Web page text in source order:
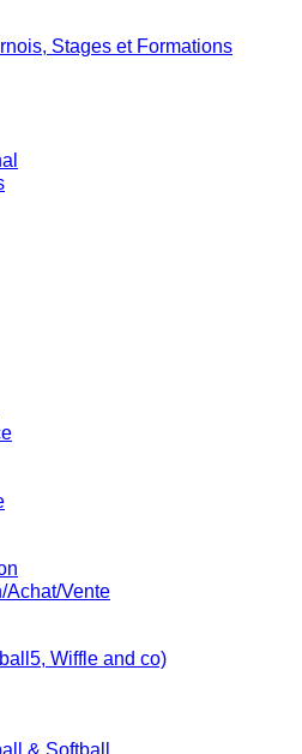
Stages et Formations
Vente
Wiffle and co)
& Softball